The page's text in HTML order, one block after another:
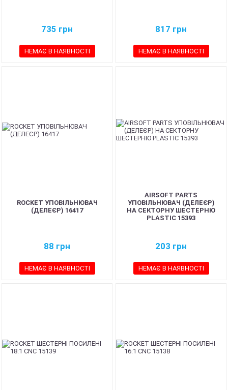
735 грн
НЕМАЄ В НАЯВНОСТІ
817 грн
НЕМАЄ В НАЯВНОСТІ
ROCKET УПОВІЛЬНЮВАЧ
(ДЕЛЕЄР) 16417
88 грн
НЕМАЄ В НАЯВНОСТІ
AIRSOFT PARTS
УПОВІЛЬНЮВАЧ (ДЕЛЕЄР)
НА СЕКТОРНУ ШЕСТЕРНЮ
PLASTIC 15393
203 грн
НЕМАЄ В НАЯВНОСТІ